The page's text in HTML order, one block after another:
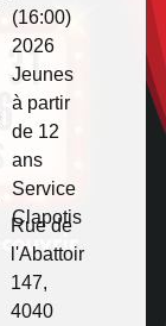
(16:00)
2026
Jeunes
à partir
de 12
ans
Service
Clapotis
Rue de
l'Abattoir
147,
4040